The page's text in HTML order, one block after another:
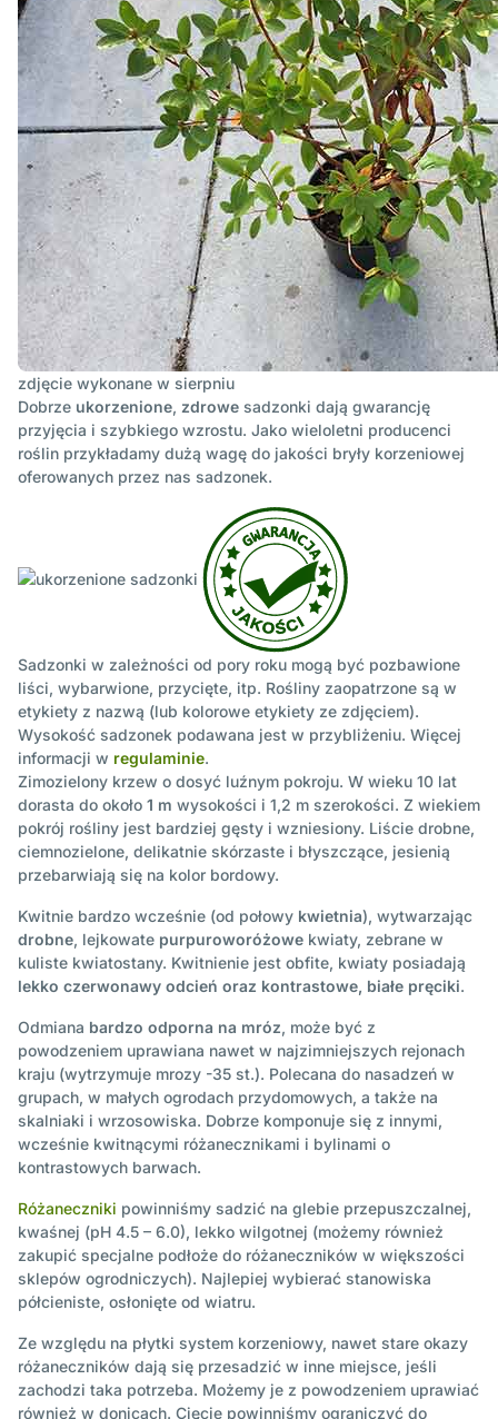
zdjęcie wykonane w sierpniu
Dobrze ukorzenione, zdrowe sadzonki dają gwarancję
przyjęcia i szybkiego wzrostu. Jako wieloletni producenci
roślin przykładamy dużą wagę do jakości bryły korzeniowej
oferowanych przez nas sadzonek.
Sadzonki w zależności od pory roku mogą być pozbawione
liści, wybarwione, przycięte, itp. Rośliny zaopatrzone są w
etykiety z nazwą (lub kolorowe etykiety ze zdjęciem).
Wysokość sadzonek podawana jest w przybliżeniu. Więcej
informacji w regulaminie.
Zimozielony krzew o dosyć luźnym pokroju. W wieku 10 lat
dorasta do około 1 m wysokości i 1,2 m szerokości. Z wiekiem
pokrój rośliny jest bardziej gęsty i wzniesiony. Liście drobne,
ciemnozielone, delikatnie skórzaste i błyszczące, jesienią
przebarwiają się na kolor bordowy.
Kwitnie bardzo wcześnie (od połowy kwietnia), wytwarzając
drobne, lejkowate purpuroworóżowe kwiaty, zebrane w
kuliste kwiatostany. Kwitnienie jest obfite, kwiaty posiadają
lekko czerwonawy odcień oraz kontrastowe, białe pręciki.
Odmiana bardzo odporna na mróz, może być z
powodzeniem uprawiana nawet w najzimniejszych rejonach
kraju (wytrzymuje mrozy -35 st.). Polecana do nasadzeń w
grupach, w małych ogrodach przydomowych, a także na
skalniaki i wrzosowiska. Dobrze komponuje się z innymi,
wcześnie kwitnącymi różanecznikami i bylinami o
kontrastowych barwach.
Różaneczniki powinniśmy sadzić na glebie przepuszczalnej,
kwaśnej (pH 4.5 – 6.0), lekko wilgotnej (możemy również
zakupić specjalne podłoże do różaneczników w większości
sklepów ogrodniczych). Najlepiej wybierać stanowiska
półcieniste, osłonięte od wiatru.
Ze względu na płytki system korzeniowy, nawet stare okazy
różaneczników dają się przesadzić w inne miejsce, jeśli
zachodzi taka potrzeba. Możemy je z powodzeniem uprawiać
również w donicach. Cięcie powinniśmy ograniczyć do